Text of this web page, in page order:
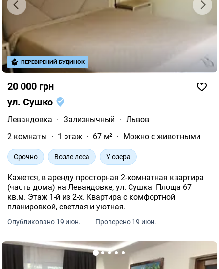
20 000 грн
ул. Сушко
Левандовка · Зализнычный · Львов
2 комнаты
1 этаж 67 м² Можно с животными
Срочно Возле леса У озера
Кажется, в аренду просторная 2-комнатная квартира
(часть дома) на Левандовке, ул. Сушка. Площа 67
кв.м. Этаж 1-й из 2-х. Квартира с комфортной
планировкой, светлая и уютная.
Опубликовано 19 июн. · Проверено 19 июн.
ПЕРЕВІРЕНИЙ БУДИНОК